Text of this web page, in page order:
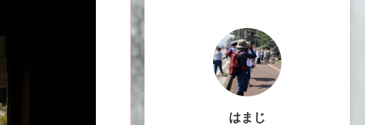
はまじ